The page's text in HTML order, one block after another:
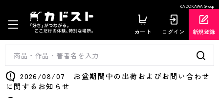
KADOKAWA Group
カート ログイン 新規登録
2026/08/07 お盆期間中の出荷およびお問い合わせ
に関するお知らせ